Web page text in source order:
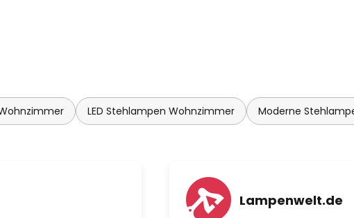
LED Stehlampen Wohnzimmer Moderne
Lampenwelt.de